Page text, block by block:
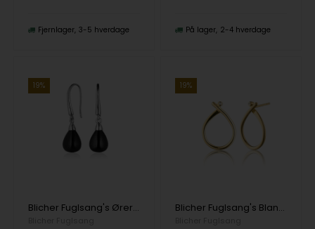
Fjernlager 3-5 hverdage På lager 2-4 hverdage
19%
Blicher Fuglsang's Øreringe i sølv med sort onyx
19%
Blicher Fuglsang's Blanke dråbeformede øreringe i forgyldt sølv